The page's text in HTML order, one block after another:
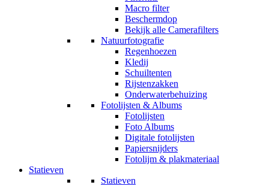
Macro filter
Beschermdop
Bekijk alle Camerafilters
Natuurfotografie
Regenhoezen
Kledij
Schuiltenten
Rijstenzakken
Onderwaterbehuizing
Fotolijsten & Albums
Fotolijsten
Foto Albums
Digitale fotolijsten
Papiersnijders
Fotolijm & plakmateriaal
Statieven
Statieven